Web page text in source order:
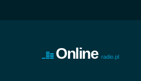
Online radio.pl